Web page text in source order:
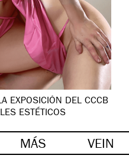
EXPOSICIÓN DEL CCCB
ESTÉTICOS
MÁS VEIN